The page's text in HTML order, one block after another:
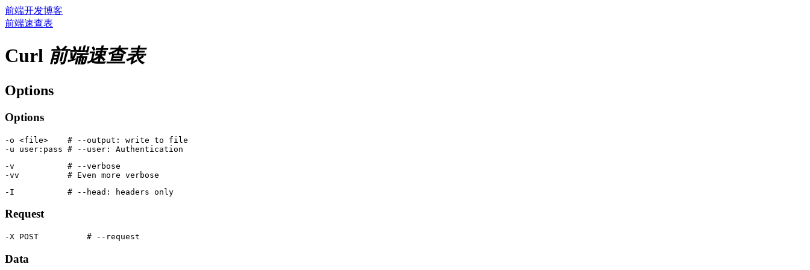
前端开发博客
前端速查表
Curl 前端速查表
Options
Options
-o <file>    # --output: write to file
-v           # --verbose
Request
Data